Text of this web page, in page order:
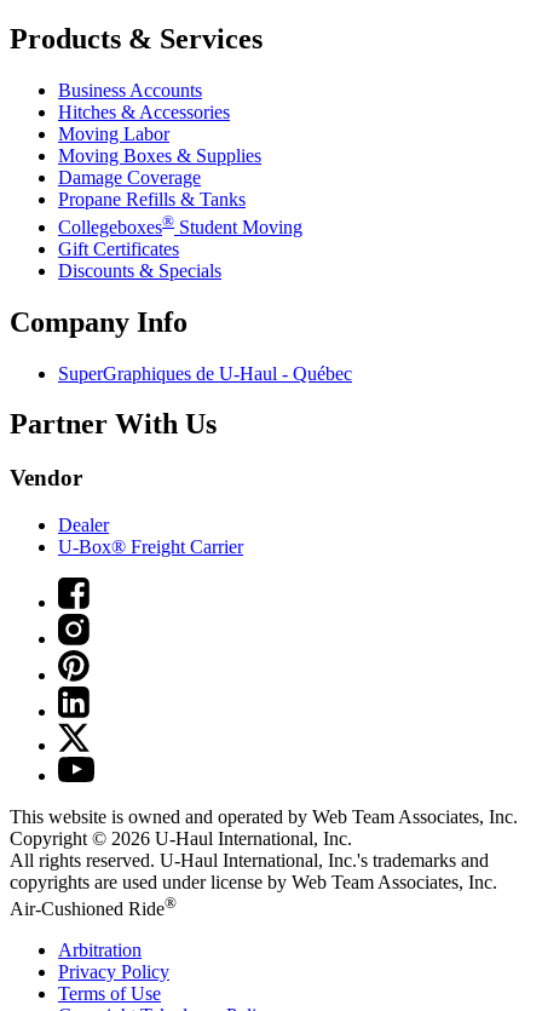
Products & Services
Business Accounts
Hitches & Accessories
Moving Labor
Moving Boxes & Supplies
Damage Coverage
Propane Refills & Tanks
Collegeboxes® Student Moving
Gift Certificates
Discounts & Specials
Company Info
SuperGraphiques de U-Haul - Québec
Partner With Us
Vendor
Dealer
U-Box® Freight Carrier
This website is owned and operated by Web Team Associates, Inc.
Copyright © 2026 U-Haul International, Inc.
All rights reserved. U-Haul International, Inc.'s trademarks and
copyrights are used under license by Web Team Associates, Inc.
Air-Cushioned Ride®
Arbitration
Privacy Policy
Terms of Use